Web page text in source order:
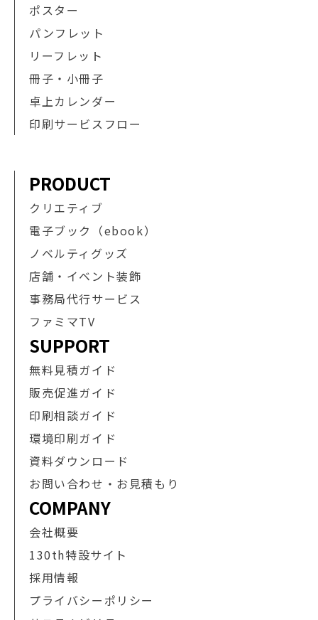
ポスター
パンフレット
リーフレット
冊子・小冊子
卓上カレンダー
印刷サービスフロー
PRODUCT
クリエティブ
電子ブック（ebook）
ノベルティグッズ
店舗・イベント装飾
事務局代行サービス
ファミマTV
SUPPORT
無料見積ガイド
販売促進ガイド
印刷相談ガイド
環境印刷ガイド
資料ダウンロード
お問い合わせ・お見積もり
COMPANY
会社概要
130th特設サイト
採用情報
プライバシーポリシー